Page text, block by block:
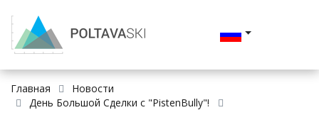
Главная
Новости
День Большой Сделки с "PistenBully"!